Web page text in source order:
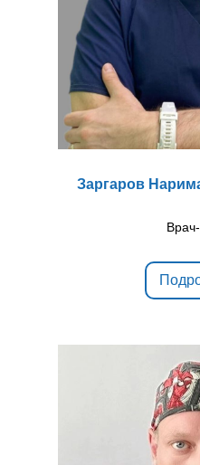
Заргаров